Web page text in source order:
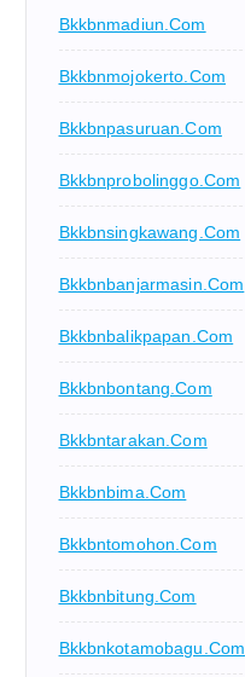
Bkkbnmadiun.com
Bkkbnmojokerto.com
Bkkbnpasuruan.com
Bkkbnprobolinggo.com
Bkkbnsingkawang.com
Bkkbnbanjarmasin.com
Bkkbnbalikpapan.com
Bkkbnbontang.com
Bkkbntarakan.com
Bkkbnbima.com
Bkkbntomohon.com
Bkkbnbitung.com
Bkkbnkotamobagu.com